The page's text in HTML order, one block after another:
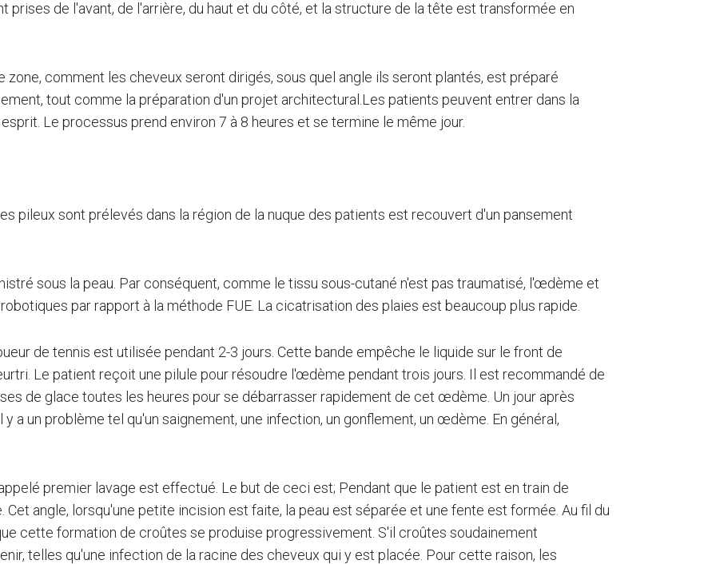
prises de l'avant, de l'arrière, du haut et du côté, et la structure de la tête est transformée en
comment les cheveux seront dirigés, sous quel angle ils seront plantés, est préparé
tout comme la préparation d'un projet architectural.Les patients peuvent entrer dans la
Le processus prend environ 7 à 8 heures et se termine le même jour.
pileux sont prélevés dans la région de la nuque des patients est recouvert d'un pansement
sous la peau. Par conséquent, comme le tissu sous-cutané n'est pas traumatisé, l'œdème et
par rapport à la méthode FUE. La cicatrisation des plaies est beaucoup plus rapide.
de tennis est utilisée pendant 2-3 jours. Cette bande empêche le liquide sur le front de
Le patient reçoit une pilule pour résoudre l'œdème pendant trois jours. Il est recommandé de
de glace toutes les heures pour se débarrasser rapidement de cet œdème. Un jour après
a un problème tel qu'un saignement, une infection, un gonflement, un œdème. En général,
premier lavage est effectué. Le but de ceci est; Pendant que le patient est en train de
Cet angle, lorsqu'une petite incision est faite, la peau est séparée et une fente est formée. Au fil du
cette formation de croûtes se produise progressivement. S'il croûtes soudainement
telles qu'une infection de la racine des cheveux qui y est placée. Pour cette raison, les